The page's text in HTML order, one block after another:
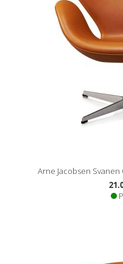
Arne Jacobsen Svanen